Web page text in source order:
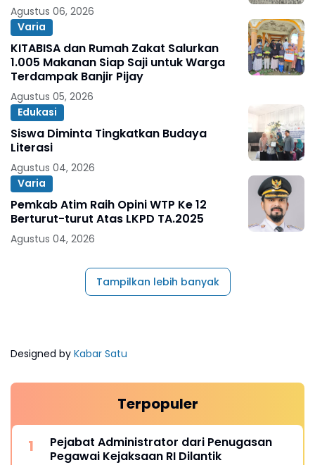
Agustus 06, 2026
Varia
KITABISA dan Rumah Zakat Salurkan
1.005 Makanan Siap Saji untuk Warga
Terdampak Banjir Pijay
Agustus 05, 2026
Edukasi
Siswa Diminta Tingkatkan Budaya
Literasi
Agustus 04, 2026
Varia
Pemkab Atim Raih Opini WTP Ke 12
Berturut-turut Atas LKPD TA.2025
Agustus 04, 2026
Tampilkan lebih banyak
Designed by Kabar Satu
Terpopuler
Pejabat Administrator dari Penugasan
Pegawai Kejaksaan RI Dilantik